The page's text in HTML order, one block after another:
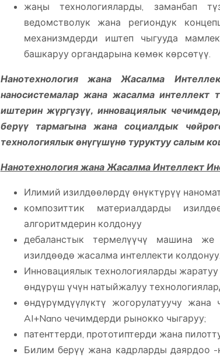
жаңы технологияларды, заманбап
ведомстволук жана региондук
механизмдерди иштеп чыгууда
башкаруу органдарына көмөк көрсөтүү.
Нанотехнология жана Жасалма
наносистемалар жана жасалма
иштерин жүргүзүү, инновациялык
берүү тармагына жана социалдык
технологиялык өнүгүшүнө туруктуу салым
Нанотехнология жана Жасалма Интеллект
Илимий изилдөөлөрдү өнүктүрүү
композиттик материалдарды
алгоритмдерин колдонуу
дебаланстык термелүүчү машина же
изилдөөдө жасалма интеллекти колдонуу.
Инновациялык технологияларды
өндүрүш үчүн натыйжалуу
өндүрүмдүүлүктү жогорулатуучу
AI+Nano чечимдерди рынокко чыгаруу;
патенттерди, прототиптерди жана
Билим берүү жана кадрларды даярдоо -